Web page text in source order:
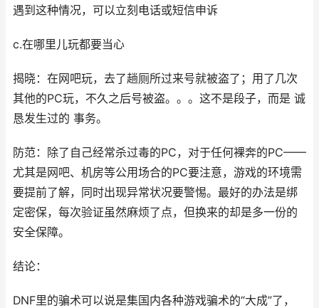
遇到这种情况，可以立刻电话或短信申诉
c.在哪里儿玩都要当心
揭晓：在网吧玩，去了趟厕所过来号就被盗了；用了几次
其他的PC玩，不久之后号被盗。。。这不是段子，而是 诚
恳发生过的 事务。
防范：除了自己经常杀过毒的PC，对于任何裸奔的PC——
尤其是网吧、机房等公用场合的PC要注意，游戏的环境需
要提前了解，同时出现异常状况要警惕。最好的办法是绑
定密保，每次验证虽然麻烦了点，但换来的却是多一份的
安全保障。
结论：
DNF里的骗术可以说是集国内各种游戏骗术的“大成”了，